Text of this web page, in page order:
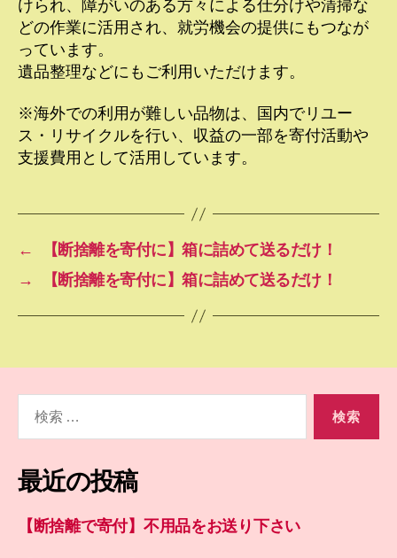
けられ、障がいのある方々による仕分けや清掃な
どの作業に活用され、就労機会の提供にもつなが
っています。
遺品整理などにもご利用いただけます。
※海外での利用が難しい品物は、国内でリユー
ス・リサイクルを行い、収益の一部を寄付活動や
支援費用として活用しています。
←
【断捨離を寄付に】箱に詰めて送るだけ！
→
【断捨離を寄付に】箱に詰めて送るだけ！
象:
最近の投稿
【断捨離で寄付】不用品をお送り下さい